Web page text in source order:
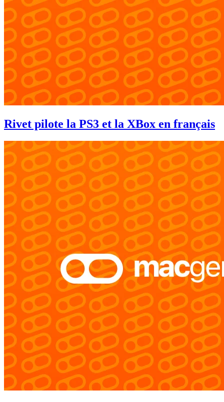
Rivet pilote la PS3 et la XBox en français